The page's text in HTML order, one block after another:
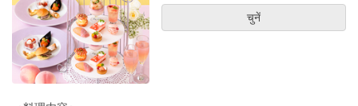
चुनें